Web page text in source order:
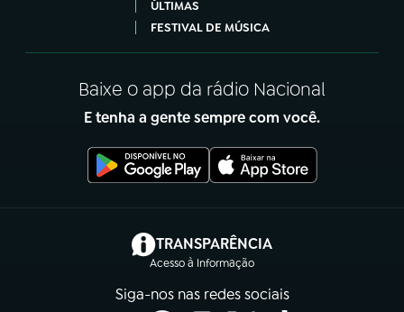
ÚLTIMAS
FESTIVAL DE MÚSICA
Baixe o app da rádio Nacional
E tenha a gente sempre com você.
TRANSPARÊNCIA
Acesso à Informação
(abre em nova aba)
Siga-nos nas redes sociais